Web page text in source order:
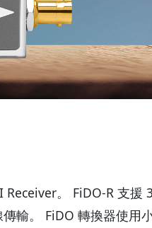
。 FiDO-R 支援
輸。 FiDO 轉換器使用